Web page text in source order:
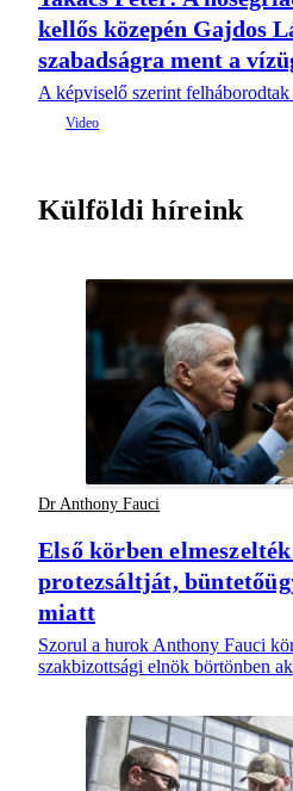
kellős közepén Gajdos
szabadságra ment a
A képviselő szerint
Külföldi híreink
Dr Anthony Fauci
Első körben
protezsáltját,
miatt
Szorul a hurok Anthony Fauci
szakbizottsági elnök börtönben